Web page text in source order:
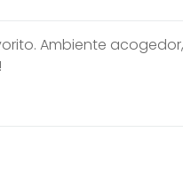
Ambiente